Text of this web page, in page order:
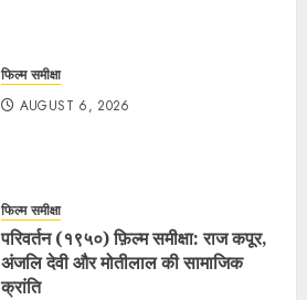
फिल्म समीक्षा
AUGUST 6, 2026
फिल्म समीक्षा
परिवर्तन (१९५०) फ़िल्म समीक्षा: राज कपूर,
अंजलि देवी और मोतीलाल की सामाजिक
क्रांति